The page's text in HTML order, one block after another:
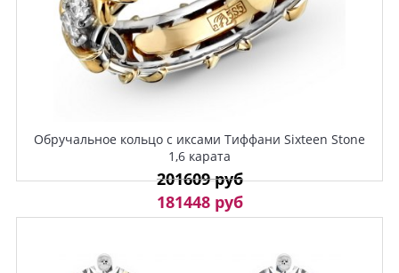
Обручальное кольцо с иксами Тиффани Sixteen Stone
1,6 карата
201609 руб
181448 руб